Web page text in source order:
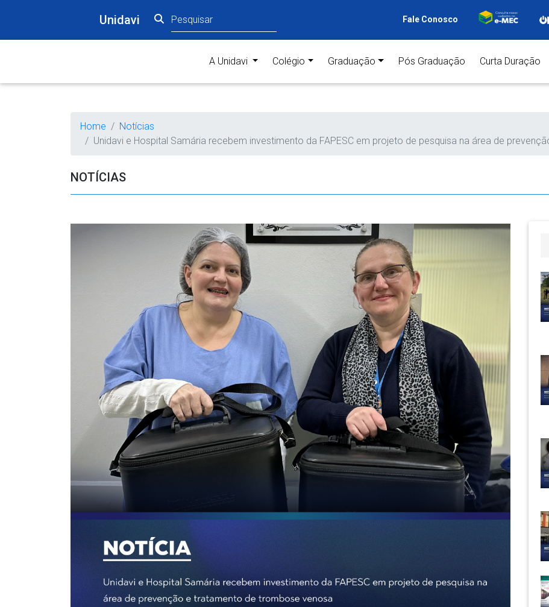
Unidavi Fale Conosco
A Unidavi (current)Colégio Graduação Pós Graduação Curta Duração
Home
Notícias
Unidavi e Hospital Samária recebem investimento da FAPESC em projeto de pesquisa na área de
NOTÍCIAS